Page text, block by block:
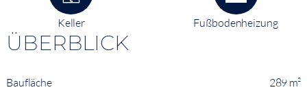
Keller Fußbodenheizung
ÜBERBLICK
Baufläche 289 m²